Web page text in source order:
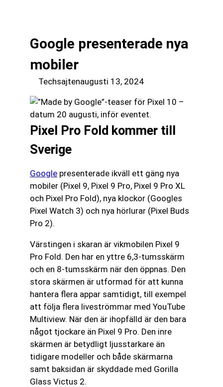
Google presenterade nya
mobiler
Techsajtenaugusti 13, 2024
Pixel Pro Fold kommer till
Sverige
Google presenterade ikväll ett gäng nya
mobiler (Pixel 9, Pixel 9 Pro, Pixel 9 Pro XL
och Pixel Pro Fold), nya klockor (Googles
Pixel Watch 3) och nya hörlurar (Pixel Buds
Pro 2).
Värstingen i skaran är vikmobilen Pixel 9
Pro Fold. Den har en yttre 6,3-tumsskärm
och en 8-tumsskärm när den öppnas. Den
stora skärmen är utformad för att kunna
hantera flera appar samtidigt, till exempel
att följa flera liveströmmar med YouTube
Multiview. När den är ihopfälld är den bara
något tjockare än Pixel 9 Pro. Den inre
skärmen är betydligt ljusstarkare än
tidigare modeller och både skärmarna
samt baksidan är skyddade med Gorilla
Glass Victus 2.